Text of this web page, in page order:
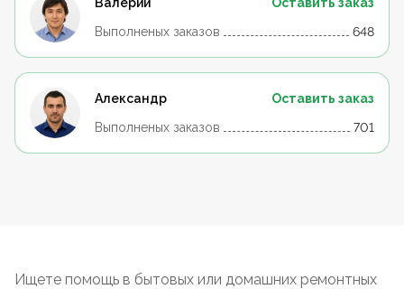
Выполненых заказов
648
Александр
Оставить заказ
Выполненых заказов
701
Ищете помощь в бытовых или домашних ремонтных